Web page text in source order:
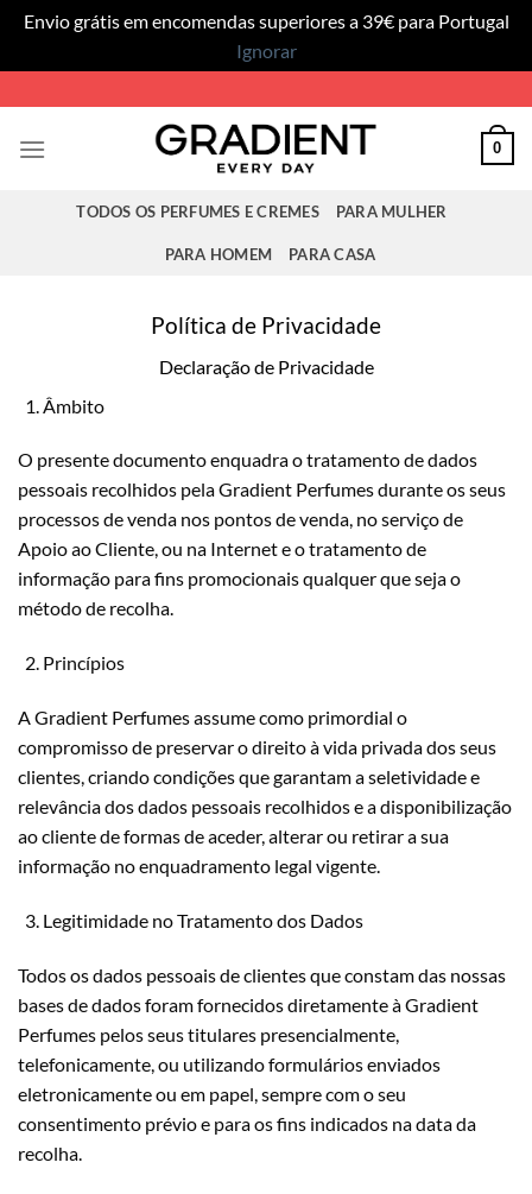
Envio grátis em encomendas superiores a 39€ para Portugal
Ignorar
to
content
0
TODOS OS PERFUMES E CREMES PARA MULHER
PARA HOMEM PARA CASA
Política de Privacidade
Declaração de Privacidade
Âmbito
O presente documento enquadra o tratamento de dados
pessoais recolhidos pela Gradient Perfumes durante os seus
processos de venda nos pontos de venda, no serviço de
Apoio ao Cliente, ou na Internet e o tratamento de
informação para fins promocionais qualquer que seja o
método de recolha.
Princípios
A Gradient Perfumes assume como primordial o
compromisso de preservar o direito à vida privada dos seus
clientes, criando condições que garantam a seletividade e
relevância dos dados pessoais recolhidos e a disponibilização
ao cliente de formas de aceder, alterar ou retirar a sua
informação no enquadramento legal vigente.
Legitimidade no Tratamento dos Dados
Todos os dados pessoais de clientes que constam das nossas
bases de dados foram fornecidos diretamente à Gradient
Perfumes pelos seus titulares presencialmente,
telefonicamente, ou utilizando formulários enviados
eletronicamente ou em papel, sempre com o seu
consentimento prévio e para os fins indicados na data da
recolha.